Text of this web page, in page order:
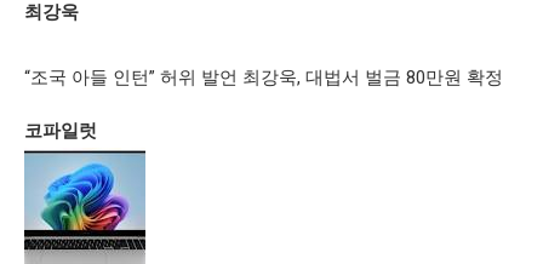
최강욱
“조국 아들 인턴” 허위 발언 최강욱, 대법서 벌금 80만원 확정
코파일럿